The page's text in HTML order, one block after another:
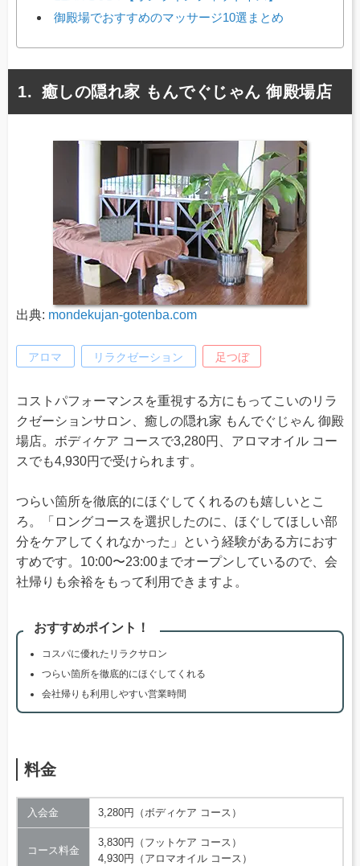
御殿場でおすすめのマッサージ10選まとめ
癒しの隠れ家 もんでぐじゃん 御殿場店
出典: mondekujan-gotenba.com
アロマ リラクゼーション 足つぼ
コストパフォーマンスを重視する方にもってこいのリラ
クゼーションサロン、癒しの隠れ家 もんでぐじゃん 御殿
場店。ボディケア コースで3,280円、アロマオイル コー
スでも4,930円で受けられます。
つらい箇所を徹底的にほぐしてくれるのも嬉しいとこ
ろ。「ロングコースを選択したのに、ほぐしてほしい部
分をケアしてくれなかった」という経験がある方におす
すめです。10:00〜23:00までオープンしているので、会
社帰りも余裕をもって利用できますよ。
おすすめポイント！
コスパに優れたリラクサロン
つらい箇所を徹底的にほぐしてくれる
会社帰りも利用しやすい営業時間
料金
入会金 3,280円（ボディケア コース）
コース料金
3,830円（フットケア コース）
4,930円（アロマオイル コース）